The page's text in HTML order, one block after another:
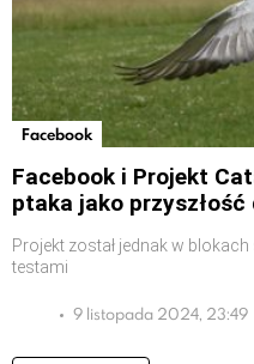
Facebook
Facebook i Projekt
ptaka jako
Projekt został jednak w
testami
9 listopada 2024, 23:49